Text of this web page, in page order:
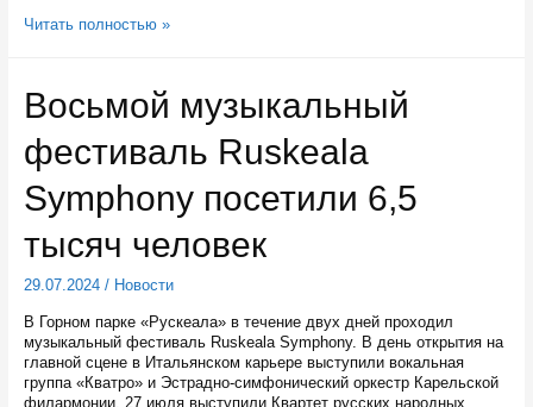
Территория
в
превратилась
в
уютное
место
Читать полностью »
Восьмой музыкальный
фестиваль Ruskeala
Symphony посетили 6,5
тысяч человек
29.07.2024/ Новости
В Горном парке «Рускеала» в течение двух дней проходил
музыкальный фестиваль Ruskeala Symphony. В день открытия на
главной сцене в Итальянском карьере выступили вокальная
группа «Кватро» и Эстрадно-симфонический оркестр Карельской
филармонии. 27 июля выступили Квартет русских народных